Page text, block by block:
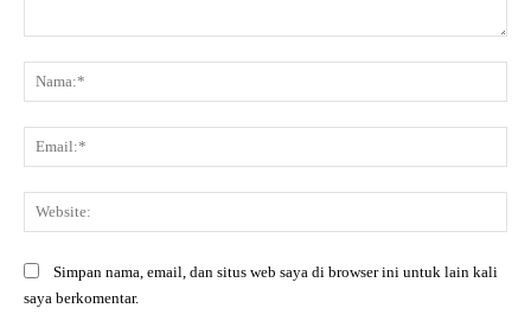
Simpan nama, email, dan situs web saya di browser ini untuk lain kali
saya berkomentar.